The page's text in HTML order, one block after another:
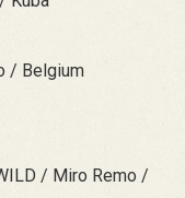
/ Belgium
/ Miro Remo /